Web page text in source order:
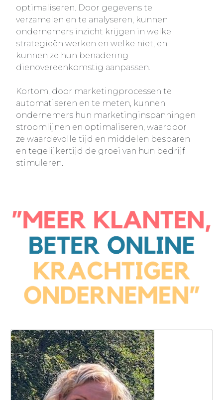
optimaliseren. Door gegevens te
verzamelen en te analyseren, kunnen
ondernemers inzicht krijgen in welke
strategieën werken en welke niet, en
kunnen ze hun benadering
dienovereenkomstig aanpassen.
Kortom, door marketingprocessen te
automatiseren en te meten, kunnen
ondernemers hun marketinginspanningen
stroomlijnen en optimaliseren, waardoor
ze waardevolle tijd en middelen besparen
en tegelijkertijd de groei van hun bedrijf
stimuleren.